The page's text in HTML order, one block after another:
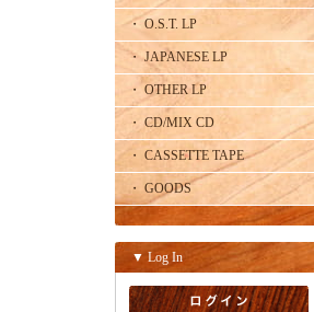
・ O.S.T. LP
・ JAPANESE LP
・ OTHER LP
・ CD/MIX CD
・ CASSETTE TAPE
・ GOODS
▼ Log In